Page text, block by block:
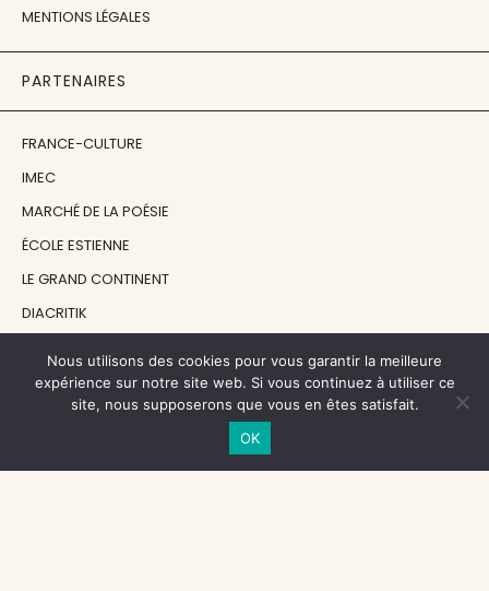
MENTIONS LÉGALES
PARTENAIRES
FRANCE-CULTURE
IMEC
MARCHÉ DE LA POÉSIE
ÉCOLE ESTIENNE
LE GRAND CONTINENT
DIACRITIK
NOS SOUTIENS
CENTRE NATIONAL DU LIVRE
Nous utilisons des cookies pour vous garantir la meilleure
expérience sur notre site web. Si vous continuez à utiliser ce
site, nous supposerons que vous en êtes satisfait.
OK